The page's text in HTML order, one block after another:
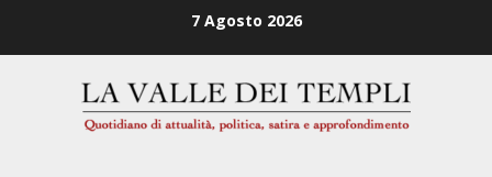
7 Agosto 2026